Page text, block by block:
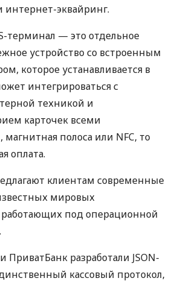
интернет-эквайринг.
терминал — это отдельное
устройство со встроенным
которое устанавливается в
интегрироваться с
техникой и
карточек всеми
полоса или NFC, то
оплата.
клиентам современные
мировых
под операционной
ПриватБанк разработали JSON-
кассовый протокол,